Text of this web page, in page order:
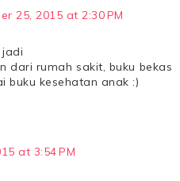
25, 2015 at 2:30 PM
dari rumah sakit, buku bekas
buku kesehatan anak :)
at 3:54 PM